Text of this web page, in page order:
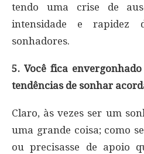
tendo uma crise de
intensidade e rapidez
sonhadores.
5. Você fica
tendências de sonhar
Claro, às vezes ser um
uma grande coisa; como
ou precisasse de apoio